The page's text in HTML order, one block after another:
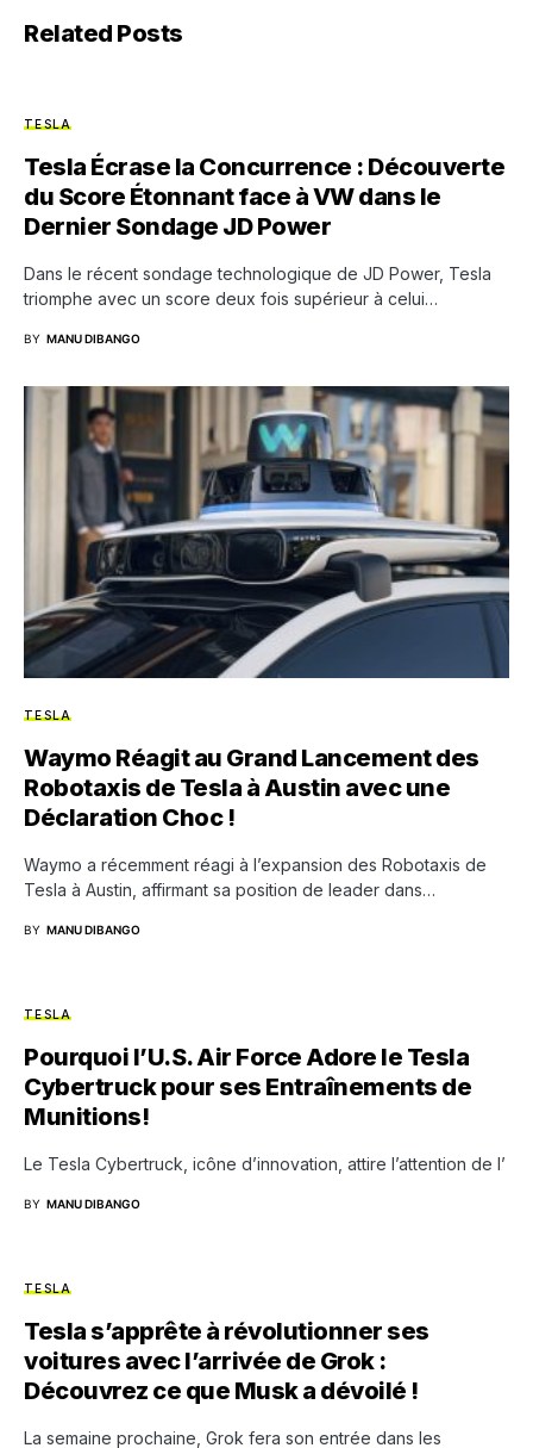
Related Posts
TESLA
Tesla Écrase la Concurrence : Découverte
du Score Étonnant face à VW dans le
Dernier Sondage JD Power
Dans le récent sondage technologique de JD Power, Tesla
triomphe avec un score deux fois supérieur à celui…
BY MANU DIBANGO
TESLA
Waymo Réagit au Grand Lancement des
Robotaxis de Tesla à Austin avec une
Déclaration Choc !
Waymo a récemment réagi à l’expansion des Robotaxis de
Tesla à Austin, affirmant sa position de leader dans…
BY MANU DIBANGO
TESLA
Pourquoi l’U.S. Air Force Adore le Tesla
Cybertruck pour ses Entraînements de
Munitions!
Le Tesla Cybertruck, icône d’innovation, attire l’attention de l’
BY MANU DIBANGO
TESLA
Tesla s’apprête à révolutionner ses
voitures avec l’arrivée de Grok :
Découvrez ce que Musk a dévoilé !
La semaine prochaine, Grok fera son entrée dans les